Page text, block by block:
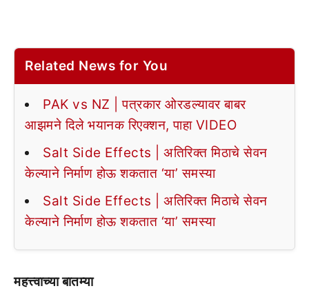
Related News for You
PAK vs NZ | पत्रकार ओरडल्यावर बाबर
आझमने दिले भयानक रिएक्शन, पाहा VIDEO
Salt Side Effects | अतिरिक्त मिठाचे सेवन
केल्याने निर्माण होऊ शकतात ‘या’ समस्या
Salt Side Effects | अतिरिक्त मिठाचे सेवन
केल्याने निर्माण होऊ शकतात ‘या’ समस्या
महत्त्वाच्या बातम्या